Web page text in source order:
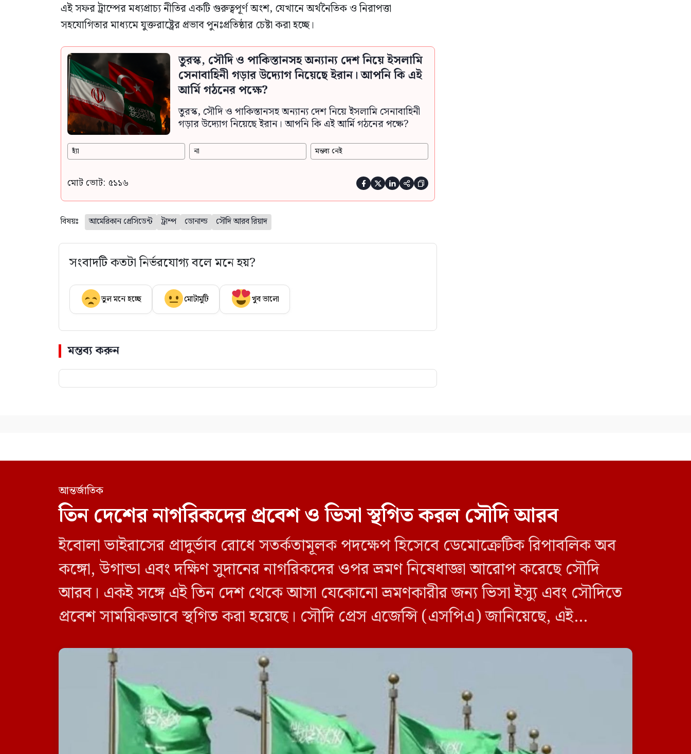
এই সফর ট্রাম্পের মধ্যপ্রাচ্য নীতির একটি গুরুত্বপূর্ণ অংশ, যেখানে অর্থনৈতিক ও নিরাপত্তা
সহযোগিতার মাধ্যমে যুক্তরাষ্ট্রের প্রভাব পুনঃপ্রতিষ্ঠার চেষ্টা করা হচ্ছে।
তুরস্ক, সৌদি ও পাকিস্তানসহ অন্যান্য দেশ নিয়ে ইসলামি
সেনাবাহিনী গড়ার উদ্যোগ নিয়েছে ইরান। আপনি কি এই
আর্মি গঠনের পক্ষে?
তুরস্ক, সৌদি ও পাকিস্তানসহ অন্যান্য দেশ নিয়ে ইসলামি সেনাবাহিনী
গড়ার উদ্যোগ নিয়েছে ইরান। আপনি কি এই আর্মি গঠনের পক্ষে?
হ্যাঁ না মন্তব্য নেই
মোট ভোট: ৫১১৬     
বিষয়ঃ আমেরিকান প্রেসিডেন্ট ট্রাম্প ডোনাল্ড সৌদি আরব রিয়াদ
সংবাদটি কতটা নির্ভরযোগ্য বলে মনে হয়?
ভুল মনে হচ্ছে মোটামুটি খুব ভালো
মন্তব্য করুন
বেসরকারি খাতে জ্বালানি তেল
আমদানি নীতিমালার খবরকে
‘কাল্পনিক ও অসত্য’ বলল সরকার
আন্তর্জাতিক
তিন দেশের নাগরিকদের প্রবেশ ও ভিসা স্থগিত করল সৌদি আরব
ইবোলা ভাইরাসের প্রাদুর্ভাব রোধে সতর্কতামূলক পদক্ষেপ হিসেবে ডেমোক্রেটিক রিপাবলিক অব
কঙ্গো, উগান্ডা এবং দক্ষিণ সুদানের নাগরিকদের ওপর ভ্রমণ নিষেধাজ্ঞা আরোপ করেছে সৌদি
আরব। একই সঙ্গে এই তিন দেশ থেকে আসা যেকোনো ভ্রমণকারীর জন্য ভিসা ইস্যু এবং সৌদিতে
প্রবেশ সাময়িকভাবে স্থগিত করা হয়েছে। সৌদি প্রেস এজেন্সি (এসপিএ) জানিয়েছে, এই